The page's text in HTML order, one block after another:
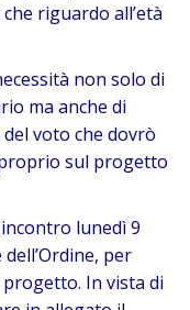
riguardo all’età
non solo di
ma anche di
voto che dovrò
sul progetto
lunedì 9
per
In vista di